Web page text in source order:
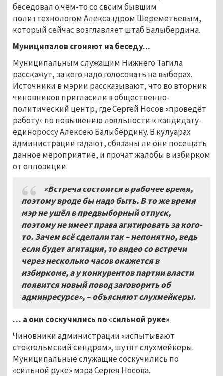
беседовал о чём-то со своим бывшим
политтехнологом Александром Шереметьевым,
который сейчас возглавляет штаб Балыбердина.
Муниципалов сгоняют на беседу...
Муниципальным служащим Нижнего Тагила
расскажут, за кого надо голосовать на выборах.
Источники в мэрии рассказывают, что во вторник
чиновников пригласили в общественно-
политический центр, где Сергей Носов «проведёт
работу» по повышению лояльности к кандидату-
единороссу Алексею Балыбердину. В кулуарах
администрации гадают, обязаны ли они посещать
данное мероприятие, и прочат жалобы в избирком
от оппозиции.
«Встреча состоится в рабочее время,
поэтому вроде бы надо быть. В то же время
мэр не ушёл в предвыборный отпуск,
поэтому не имеет права агитировать за кого-
то. Зачем всё сделали так – непонятно, ведь
если будет агитация, то видео со встречи
через несколько часов окажется в
избиркоме, а у конкурентов партии власти
появится новый повод заговорить об
админресурсе», – объясняют слухмейкеры.
… а они соскучились по «сильной руке»
Чиновники администрации «испытывают
стокгольмский синдром», шутят слухмейкеры.
Муниципальные служащие соскучились по
«сильной руке» мэра Сергея Носова.